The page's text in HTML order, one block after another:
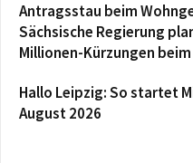
Antragsstau beim
Sächsische Regierung
Millionen-Kürzungen
Hallo Leipzig: So startet
August 2026